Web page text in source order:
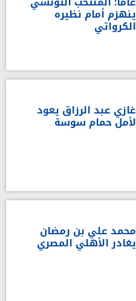
ينهزم أمام نظيره
الكرواتي
غازي عبد الرزاق يعود
لأمل حمام سوسة
محمد علي بن رمضان
يغادر الأهلي المصري